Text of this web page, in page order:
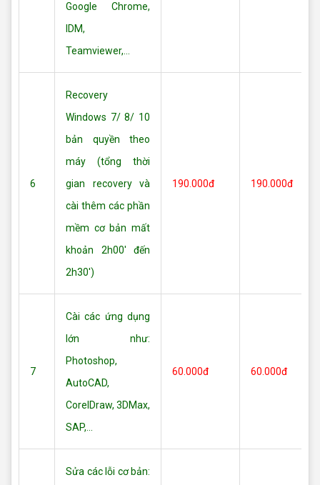
Google Chrome,
IDM,
Teamviewer,...
6
Recovery
Windows 7/ 8/ 10
bản quyền theo
máy (tổng thời
gian recovery và
cài thêm các phần
mềm cơ bản mất
khoản 2h00' đến
2h30')
190.000đ 190.000đ
7
Cài các ứng dụng
lớn như:
Photoshop,
AutoCAD,
CorelDraw, 3DMax,
SAP,...
60.000đ 60.000đ
Sửa các lỗi cơ bản: